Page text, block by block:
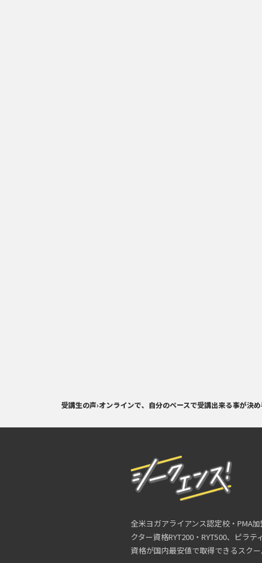
受講生の声›オンラインで、自分のペースで受講出来る事が決め
全米ヨガアライアンス認定校・PMA
クター資格RYT200・RYT500、ピラ
資格が国内最安値で取得できるスクー